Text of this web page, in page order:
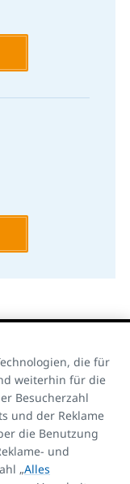
die für
weiterhin für die
Besucherzahl
und der Reklame
die Benutzung
und
„Alles